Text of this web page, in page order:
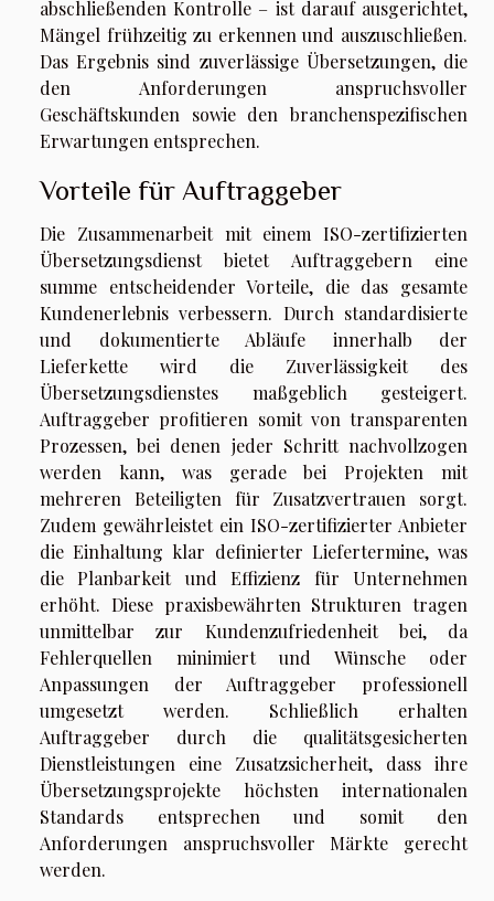
abschließenden Kontrolle – ist darauf ausgerichtet,
Mängel frühzeitig zu erkennen und auszuschließen.
Das Ergebnis sind zuverlässige Übersetzungen, die
den Anforderungen anspruchsvoller
Geschäftskunden sowie den branchenspezifischen
Erwartungen entsprechen.
Vorteile für Auftraggeber
Die Zusammenarbeit mit einem ISO-zertifizierten
Übersetzungsdienst bietet Auftraggebern eine
summe entscheidender Vorteile, die das gesamte
Kundenerlebnis verbessern. Durch standardisierte
und dokumentierte Abläufe innerhalb der
Lieferkette wird die Zuverlässigkeit des
Übersetzungsdienstes maßgeblich gesteigert.
Auftraggeber profitieren somit von transparenten
Prozessen, bei denen jeder Schritt nachvollzogen
werden kann, was gerade bei Projekten mit
mehreren Beteiligten für Zusatzvertrauen sorgt.
Zudem gewährleistet ein ISO-zertifizierter Anbieter
die Einhaltung klar definierter Liefertermine, was
die Planbarkeit und Effizienz für Unternehmen
erhöht. Diese praxisbewährten Strukturen tragen
unmittelbar zur Kundenzufriedenheit bei, da
Fehlerquellen minimiert und Wünsche oder
Anpassungen der Auftraggeber professionell
umgesetzt werden. Schließlich erhalten
Auftraggeber durch die qualitätsgesicherten
Dienstleistungen eine Zusatzsicherheit, dass ihre
Übersetzungsprojekte höchsten internationalen
Standards entsprechen und somit den
Anforderungen anspruchsvoller Märkte gerecht
werden.